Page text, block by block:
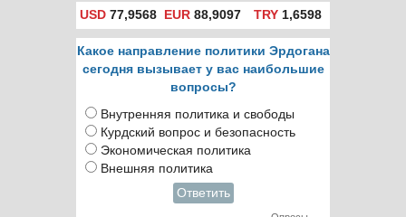
USD 77,9568 EUR 88,9097 TRY1,6598
Какое направление политики Эрдогана
сегодня вызывает у вас наибольшие
вопросы?
Внутренняя политика и свободы
Курдский вопрос и безопасность
Экономическая политика
Внешняя политика
Ответить